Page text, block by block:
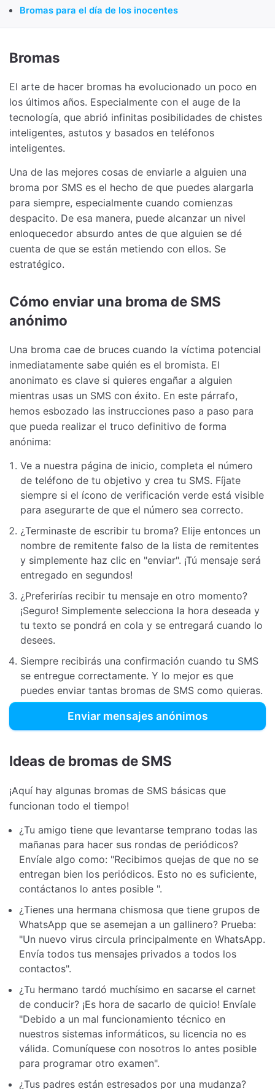
Bromas para el día de los inocentes
Bromas
El arte de hacer bromas ha evolucionado un poco en
los últimos años. Especialmente con el auge de la
tecnología, que abrió infinitas posibilidades de chistes
inteligentes, astutos y basados en teléfonos
inteligentes.
Una de las mejores cosas de enviarle a alguien una
broma por SMS es el hecho de que puedes alargarla
para siempre, especialmente cuando comienzas
despacito. De esa manera, puede alcanzar un nivel
enloquecedor absurdo antes de que alguien se dé
cuenta de que se están metiendo con ellos. Se
estratégico.
Cómo enviar una broma de SMS
anónimo
Una broma cae de bruces cuando la víctima potencial
inmediatamente sabe quién es el bromista. El
anonimato es clave si quieres engañar a alguien
mientras usas un SMS con éxito. En este párrafo,
hemos esbozado las instrucciones paso a paso para
que pueda realizar el truco definitivo de forma
anónima:
Ve a nuestra página de inicio, completa el número
de teléfono de tu objetivo y crea tu SMS. Fíjate
siempre si el ícono de verificación verde está visible
para asegurarte de que el número sea correcto.
¿Terminaste de escribir tu broma? Elije entonces un
nombre de remitente falso de la lista de remitentes
y simplemente haz clic en "enviar". ¡Tú mensaje será
entregado en segundos!
¿Preferirías recibir tu mensaje en otro momento?
¡Seguro! Simplemente selecciona la hora deseada y
tu texto se pondrá en cola y se entregará cuando lo
desees.
Siempre recibirás una confirmación cuando tu SMS
se entregue correctamente. Y lo mejor es que
puedes enviar tantas bromas de SMS como quieras.
Enviar mensajes anónimos
Ideas de bromas de SMS
¡Aquí hay algunas bromas de SMS básicas que
funcionan todo el tiempo!
¿Tu amigo tiene que levantarse temprano todas las
mañanas para hacer sus rondas de periódicos?
Envíale algo como: "Recibimos quejas de que no se
entregan bien los periódicos. Esto no es suficiente,
contáctanos lo antes posible ".
¿Tienes una hermana chismosa que tiene grupos de
WhatsApp que se asemejan a un gallinero? Prueba:
"Un nuevo virus circula principalmente en WhatsApp.
Envía todos tus mensajes privados a todos los
contactos".
¿Tu hermano tardó muchísimo en sacarse el carnet
de conducir? ¡Es hora de sacarlo de quicio! Envíale
"Debido a un mal funcionamiento técnico en
nuestros sistemas informáticos, su licencia no es
válida. Comuníquese con nosotros lo antes posible
para programar otro examen".
¿Tus padres están estresados por una mudanza?